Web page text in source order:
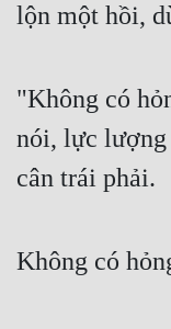
lộn một hồi,
"Không có
nói, lực lượng
cân trái phải.
Không có